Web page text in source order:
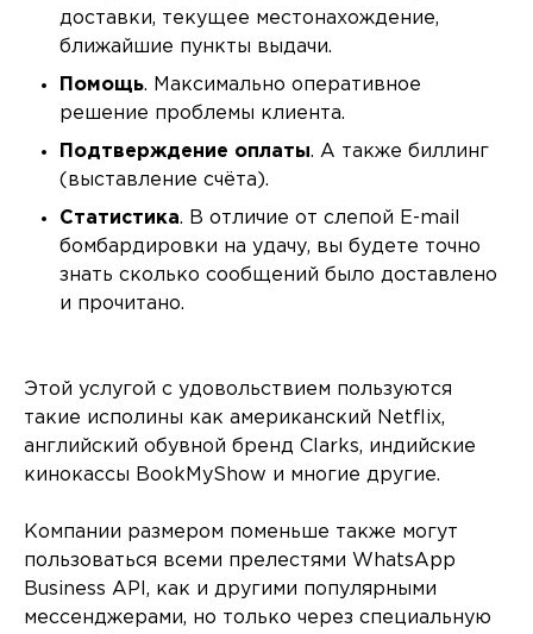
доставки, текущее местонахождение,
ближайшие пункты выдачи.
Помощь. Максимально оперативное
решение проблемы клиента.
Подтверждение оплаты. А также биллинг
(выставление счёта).
Статистика. В отличие от слепой E-mail
бомбардировки на удачу, вы будете точно
знать сколько сообщений было доставлено
и прочитано.
Этой услугой с удовольствием пользуются
такие исполины как американский Netflix,
английский обувной бренд Clarks, индийские
кинокассы BookMyShow и многие другие.
Компании размером поменьше также могут
пользоваться всеми прелестями WhatsApp
Business API, как и другими популярными
мессенджерами, но только через специальную